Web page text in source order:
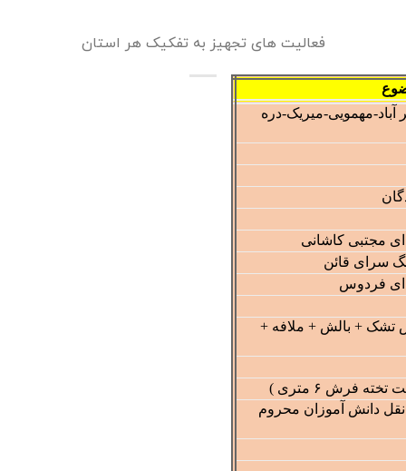
فعالیت های تجهیز به تفکیک هر استان
آباد-مهمویی-میریک-دره
مجتبی کاشانی
سرای قائن
ای فردوس
تشک + بالش + ملافه +
فرش ۶ متری )
دانش آموزان محروم